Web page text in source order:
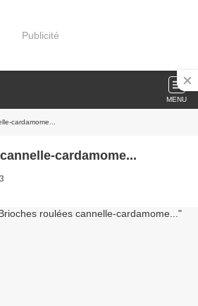
Publicité
MENU
cardamome...
cardamome...